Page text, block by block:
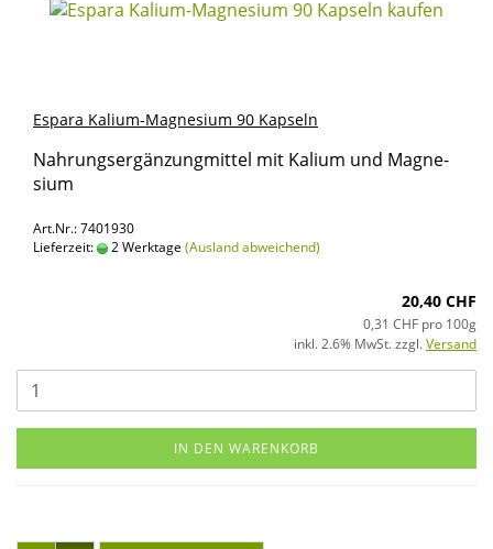
Es­pa­ra Kalium-​​Ma­gne­si­um 90 Kap­seln
Nah­rungs­er­gän­zung­mit­tel mit Ka­li­um und Ma­gne­
si­um
Art.Nr.: 7401930
Lieferzeit:
2 Werktage (Ausland abweichend)
20,40 CHF
0,31 CHF pro 100g
inkl. 2.6% MwSt. zzgl.Versand
IN DEN WARENKORB